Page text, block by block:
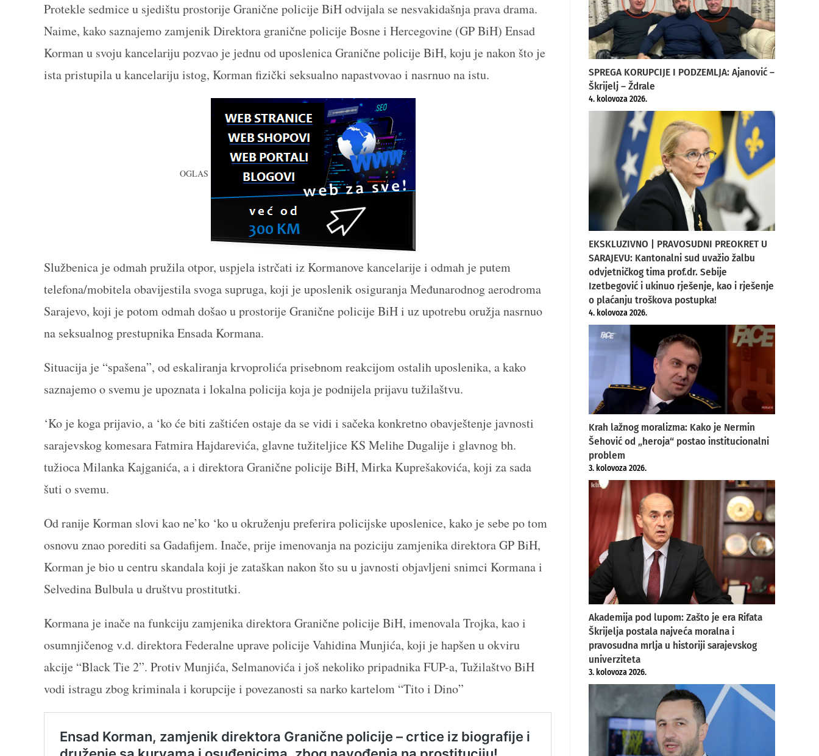
Protekle sedmice u sjedištu prostorije Granične policije BiH odvijala se nesvakidašnja prava drama.
Naime, kako saznajemo zamjenik Direktora granične policije Bosne i Hercegovine (GP BiH) Ensad
Korman u svoju kancelariju pozvao je jednu od uposlenica Granične policije BiH, koju je nakon što je
ista pristupila u kancelariju istog, Korman fizički seksualno napastvovao i nasrnuo na istu.
OGLAS
Službenica je odmah pružila otpor, uspjela istrčati iz Kormanove kancelarije i odmah je putem
telefona/mobitela obavijestila svoga supruga, koji je uposlenik osiguranja Međunarodnog aerodroma
Sarajevo, koji je potom odmah došao u prostorije Granične policije BiH i uz upotrebu oružja nasrnuo
na seksualnog prestupnika Ensada Kormana.
Situacija je “spašena”, od eskaliranja krvoprolića prisebnom reakcijom ostalih uposlenika, a kako
saznajemo o svemu je upoznata i lokalna policija koja je podnijela prijavu tužilaštvu.
‘Ko je koga prijavio, a ‘ko će biti zaštićen ostaje da se vidi i sačeka konkretno obavještenje javnosti
sarajevskog komesara Fatmira Hajdarevića, glavne tužiteljice KS Melihe Dugalije i glavnog bh.
tužioca Milanka Kajganića, a i direktora Granične policije BiH, Mirka Kuprešakovića, koji za sada
šuti o svemu.
Od ranije Korman slovi kao ne’ko ‘ko u okruženju preferira policijske uposlenice, kako je sebe po tom
osnovu znao porediti sa Gadafijem. Inače, prije imenovanja na poziciju zamjenika direktora GP BiH,
Korman je bio u centru skandala koji je zataškan nakon što su u javnosti objavljeni snimci Kormana i
Selvedina Bulbula u društvu prostitutki.
Kormana je inače na funkciju zamjenika direktora Granične policije BiH, imenovala Trojka, kao i
osumnjičenog v.d. direktora Federalne uprave policije Vahidina Munjića, koji je hapšen u okviru
akcije “Black Tie 2”. Protiv Munjića, Selmanovića i još nekoliko pripadnika FUP-a, Tužilaštvo BiH
vodi istragu zbog kriminala i korupcije i povezanosti sa narko kartelom “Tito i Dino”
SPREGA KORUPCIJE I PODZEMLJA: Ajanović –
Škrijelj – Ždrale
4. kolovoza 2026.
EKSKLUZIVNO | PRAVOSUDNI PREOKRET U
SARAJEVU: Kantonalni sud uvažio žalbu
odvjetničkog tima prof.dr. Sebije
Izetbegović i ukinuo rješenje, kao i rješenje
o plaćanju troškova postupka!
4. kolovoza 2026.
Krah lažnog moralizma: Kako je Nermin
Šehović od „heroja“ postao institucionalni
problem
3. kolovoza 2026.
Akademija pod lupom: Zašto je era Rifata
Škrijelja postala najveća moralna i
pravosudna mrlja u historiji sarajevskog
univerziteta
3. kolovoza 2026.